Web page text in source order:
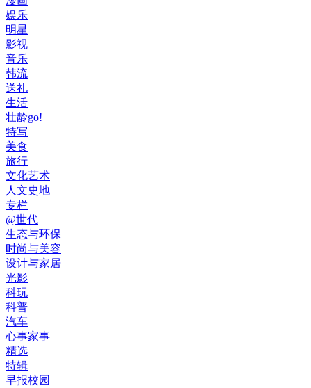
娱乐
明星
影视
音乐
韩流
送礼
生活
壮龄go!
特写
美食
旅行
文化艺术
人文史地
专栏
@世代
生态与环保
时尚与美容
设计与家居
光影
科玩
科普
汽车
心事家事
精选
特辑
早报校园